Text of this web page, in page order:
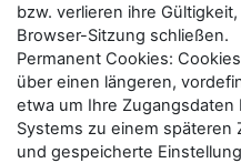
bzw. verlieren ihre
Browser-Sitzung schließen.
Permanent Cookies:
über einen längeren,
etwa um Ihre
Systems zu einem
und gespeicherte